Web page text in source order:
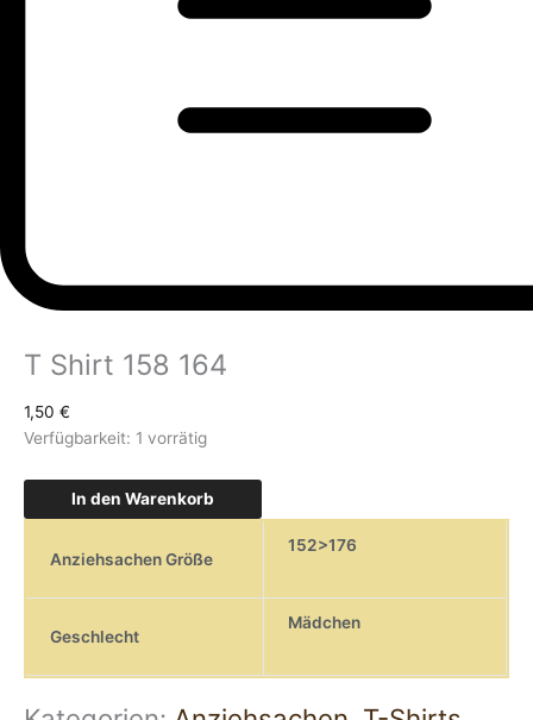
T Shirt 158 164
1,50 €
Verfügbarkeit: 1 vorrätig
In den Warenkorb
Anziehsachen Größe
152>176
Geschlecht
Mädchen